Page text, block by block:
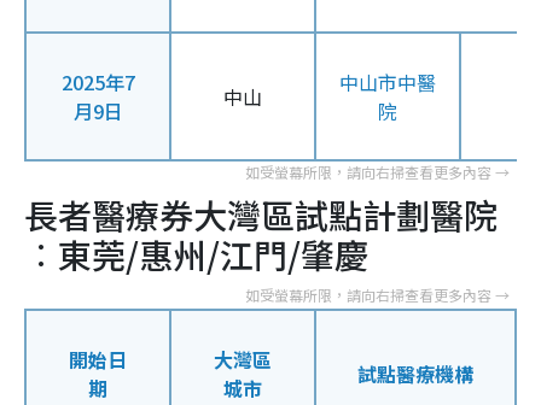
2025年7
月9日
中山
中山市中醫
院
長者醫療券大灣區試點計劃醫院
︰東莞/惠州/江門/肇慶
開始日
期
大灣區
城市
試點醫療機構